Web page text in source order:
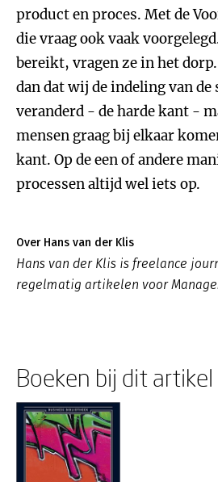
product en proces. Met de
die vraag ook vaak
bereikt, vragen ze in het
dan dat wij de indeling van de
veranderd - de harde kant -
mensen graag bij elkaar
kant. Op de een of andere
processen altijd wel iets op.
Over Hans van der Klis
Hans van der Klis is freelance
regelmatig artikelen voor
Boeken bij dit artikel